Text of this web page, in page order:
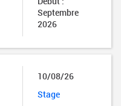
Septembre
2026
10/08/26
Stage